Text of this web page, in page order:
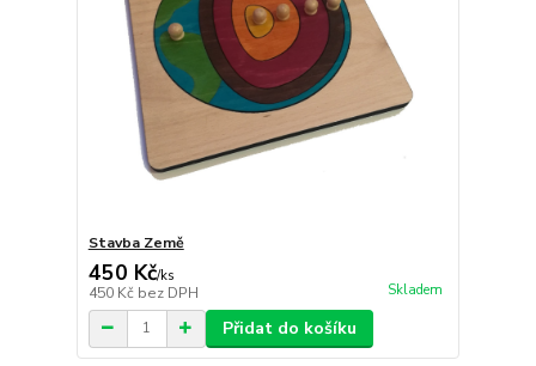
Stavba Země
450 Kč/ks
450 Kč bez DPH Skladem
Přidat do košíku